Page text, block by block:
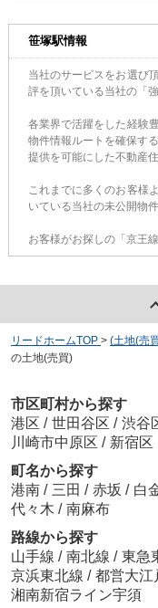
笹塚駅情報
当社のサービスをお選び
評を頂いている当社の「
各業界で活躍をした経験
物件情報ルートを確保す
提供を可能にした不動産
これまでに多くのお客様
いている当社の未公開物
お客様がお探しの「京王
リードホームTOP > (土地(売
の土地(売買)
市区町村から探す
港区 / 世田谷区 / 渋谷
川崎市中原区 / 新宿区
町名から探す
港南 / 三田 / 赤坂 / 白
代々木 / 南麻布
路線から探す
山手線 / 南北線 / 東急
京浜東北線 / 都営大江
湘南新宿ライン宇須